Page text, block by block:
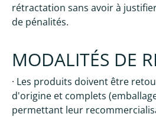
rétractation sans avoir à
de pénalités.
MODALITÉS DE
· Les produits doivent être
d'origine et complets
permettant leur